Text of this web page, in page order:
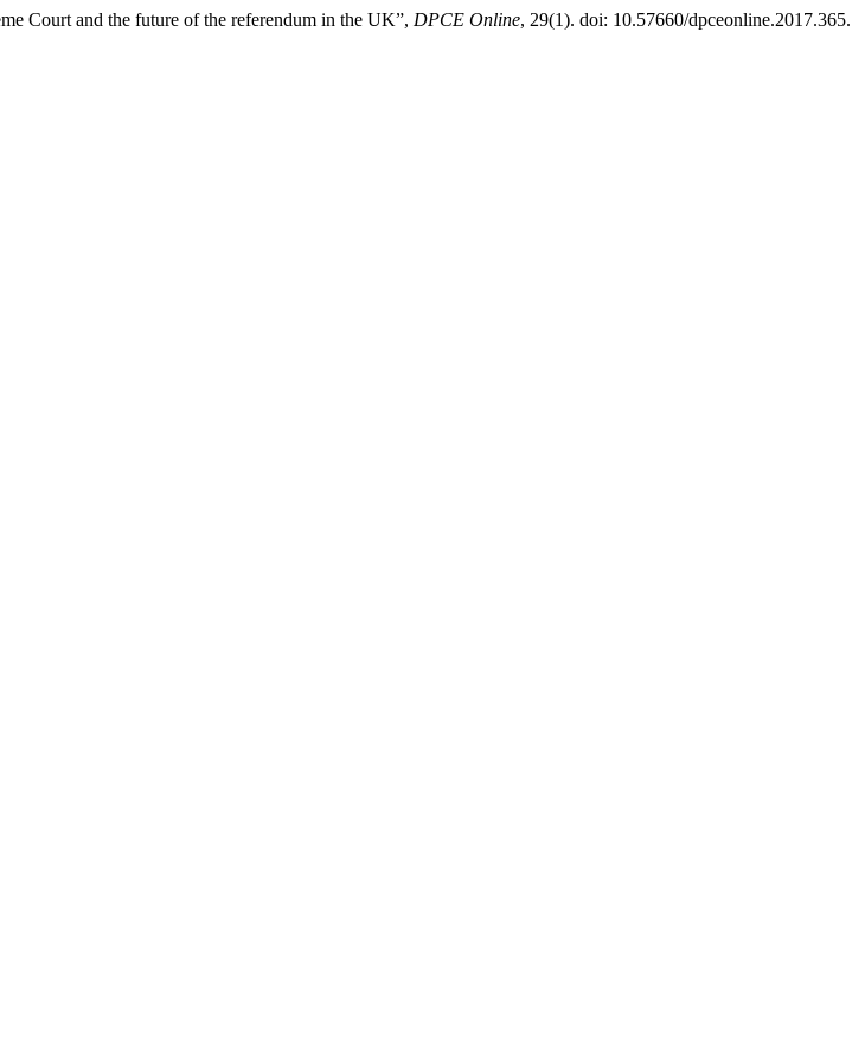
Court and the future of the referendum in the UK”, DPCE Online, 29(1). doi: 10.57660/dpceonline.2017.365.